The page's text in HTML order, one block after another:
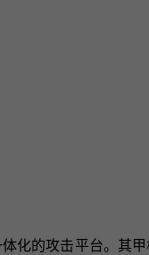
化的攻击平台。其